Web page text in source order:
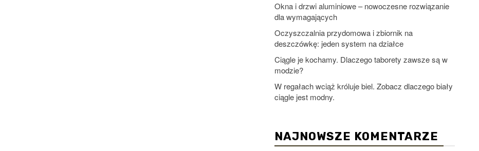
Okna i drzwi aluminiowe – nowoczesne rozwiązanie
dla wymagających
Oczyszczalnia przydomowa i zbiornik na
deszczówkę: jeden system na działce
Ciągle je kochamy. Dlaczego taborety zawsze są w
modzie?
W regałach wciąż króluje biel. Zobacz dlaczego biały
ciągle jest modny.
NAJNOWSZE KOMENTARZE